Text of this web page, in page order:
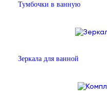
Тумбочки в ванную
Зеркала для ванной